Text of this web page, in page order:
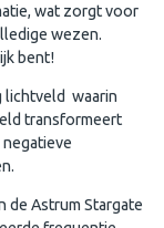
wat zorgt voor
wezen.
bent!
lichtveld waarin
transformeert
de Astrum Stargate